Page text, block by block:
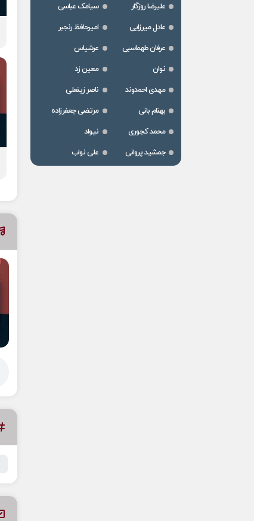
علیرضا روزگار
سیامک عباسی
عادل میرزایی
امیرحافظ رنجبر
عرفان طهماسبی
عرشیاس
نوان
معین زد
مهدی احمدوند
ناصر زینعلی
بهنام بانی
مرتضی جعفرزاده
محمد کجوری
نیواد
جمشید پروانی
علی نواب